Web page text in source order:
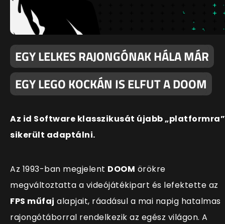
EGY LELKES RAJONGÓNAK HÁLA MÁR
EGY LEGO KOCKÁN IS ELFUT A DOOM
Az id Software klasszikusát újabb „platformra”
sikerült adaptálni.
Az 1993-ban megjelent DOOM örökre
megváltoztatta a videójátékipart és lefektette az
FPS műfaj alapjait, ráadásul a mai napig hatalmas
rajongótáborral rendelkezik az egész világon. A